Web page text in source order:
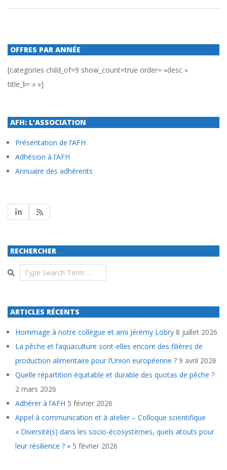
OFFRES PAR ANNÉE
[categories child_of=9 show_count=true order= »desc »
title_li= » »]
AFH: L’ASSOCIATION
Présentation de l’AFH
Adhésion à l’AFH
Annuaire des adhérents
RECHERCHER
Search
ARTICLES RÉCENTS
Hommage à notre collègue et ami Jérémy Lobry 8 juillet 2026
La pêche et l’aquaculture sont-elles encore des filières de
production alimentaire pour l’Union européenne ? 9 avril 2026
Quelle répartition équitable et durable des quotas de pêche ?
2 mars 2026
Adhérer à l’AFH 5 février 2026
Appel à communication et à atelier – Colloque scientifique
« Diversité(s) dans les socio-écosystèmes, quels atouts pour
leur résilience ? » 5 février 2026